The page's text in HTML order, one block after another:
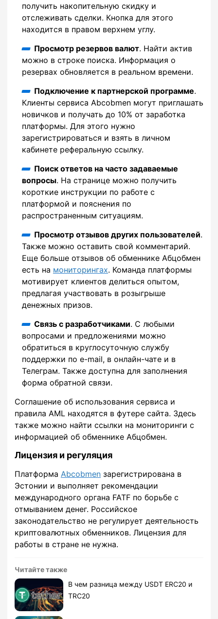
получить накопительную скидку и
отслеживать сделки. Кнопка для этого
находится в правом верхнем углу.
Просмотр резервов валют. Найти актив
можно в строке поиска. Информация о
резервах обновляется в реальном времени.
Подключение к партнерской программе.
Клиенты сервиса Abcobmen могут приглашать
новичков и получать до 10% от заработка
платформы. Для этого нужно
зарегистрироваться и взять в личном
кабинете реферальную ссылку.
Поиск ответов на часто задаваемые
вопросы. На странице можно получить
короткие инструкции по работе с
платформой и пояснения по
распространенным ситуациям.
Просмотр отзывов других пользователей.
Также можно оставить свой комментарий.
Еще больше отзывов об обменнике Абцобмен
есть на мониторингах. Команда платформы
мотивирует клиентов делиться опытом,
предлагая участвовать в розыгрыше
денежных призов.
Связь с разработчиками. С любыми
вопросами и предложениями можно
обратиться в круглосуточную службу
поддержки по e-mail, в онлайн-чате и в
Телеграм. Также доступна для заполнения
форма обратной связи.
Соглашение об использования сервиса и
правила AML находятся в футере сайта. Здесь
также можно найти ссылки на мониторинги с
информацией об обменнике Абцобмен.
Лицензия и регуляция
Платформа Abcobmen зарегистрирована в
Эстонии и выполняет рекомендации
международного органа FATF по борьбе с
отмыванием денег. Российское
законодательство не регулирует деятельность
криптовалютных обменников. Лицензия для
работы в стране не нужна.
Читайте также
В чем разница между USDT ERC20 и
TRC20